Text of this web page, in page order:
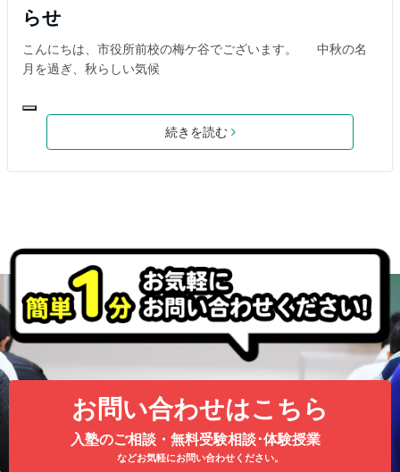
らせ
こんにちは、市役所前校の梅ケ谷でございます。 中秋の名
月を過ぎ、秋らしい気候
続きを読む
お問い合わせはこちら
入塾のご相談・無料受験相談･体験授業
などお気軽にお問い合わせください。